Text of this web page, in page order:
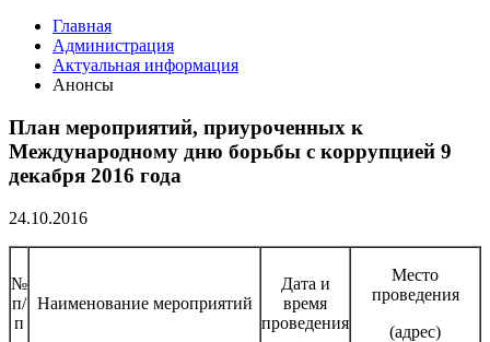
Главная
Администрация
Актуальная информация
Анонсы
План мероприятий, приуроченных к
Международному дню борьбы с коррупцией 9
декабря 2016 года
24.10.2016
№
п/
п
Наименование мероприятий
Дата и
время
проведения
Место
проведения
(адрес)